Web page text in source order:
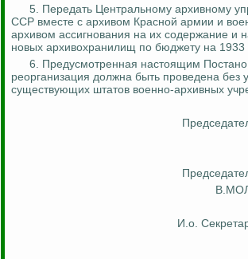
5. Передать Центральному архивному
ССР вместе с архивом Красной армии и
архивом ассигнования на их содержание и
новых архивохранилищ по бюджету на 1933
6. Предусмотренная настоящим
реорганизация должна быть проведена без
существующих штатов военно-архивных
И.о.